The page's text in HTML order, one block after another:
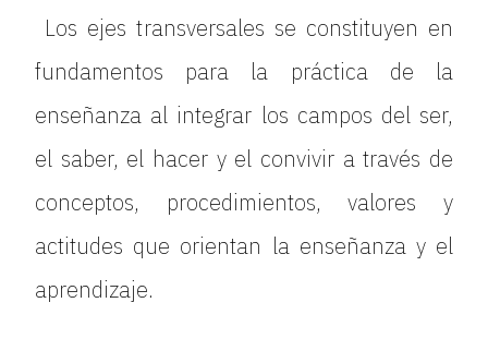
Los ejes transversales se constituyen en
fundamentos para la práctica de la
enseñanza al integrar los campos del ser,
el saber, el hacer y el convivir a través de
conceptos, procedimientos, valores y
actitudes que orientan la enseñanza y el
aprendizaje.